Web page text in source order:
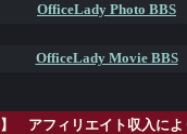
OfficeLady Photo BBS
OfficeLady Movie BBS
】 アフィリエイト収入に